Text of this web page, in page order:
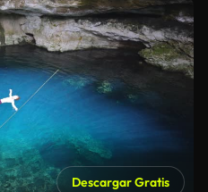
Descargar Gratis